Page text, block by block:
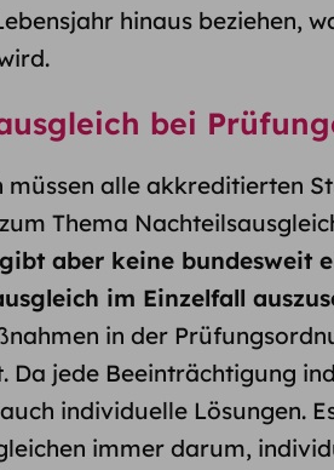
hinaus beziehen,
bei
müssen alle akkreditierten
Thema
aber keine bundesweit
im Einzelfall
in der
Da jede Beeinträchtigung
individuelle Lösungen.
immer darum,